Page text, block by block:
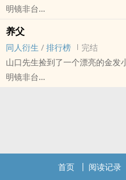
明镜非台
小排球[排球少年！！] - 月山[月
BL - 短篇 - 完结
养父
‎‎同‎‍人‌衍生 / 排行榜
完结
山口先生捡到了一个漂亮的金发
明镜非台
首页 阅读记录